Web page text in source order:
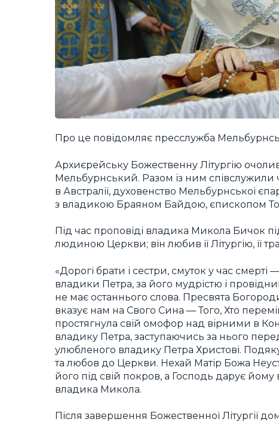
Про це повідомляє пресслужба
Архиєрейську Божественну Літургію
Мельбурнський. Разом із ним
в Австралії, духовенство Мельбурнської
з владикою Браяном Байдою, єпископом
Під час проповіді владика Микола Бичок
людиною Церкви; він любив її Літургію, її
«Дорогі брати і сестри, смуток у час
владики Петра, за його мудрістю і
не має останнього слова. Пресвята
вказує нам на Свого Сина — Того, Хто
простягнула свій омофор над вірними в
владику Петра, заступаючись за нього
улюбленого владику Петра Христові.
та любов до Церкви. Нехай Матір Божа
його під свій покров, а Господь дарує
владика Микола.
Після завершення Божественної Літургії